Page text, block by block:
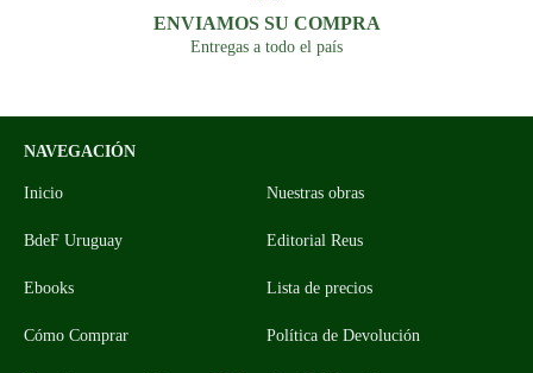
ENVIAMOS SU COMPRA
Entregas a todo el país
NAVEGACIÓN
Inicio Nuestras obras
BdeF Uruguay Editorial Reus
Ebooks Lista de precios
Cómo Comprar Política de Devolución